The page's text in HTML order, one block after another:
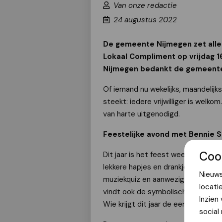
Inzien
social
Van onze redactie
24 augustus 2022
De gemeente Nijmegen zet
Lokaal Compliment op vrijdag
Nijmegen bedankt de
Of iemand nu wekelijks,
steekt: iedere vrijwilliger is
van harte uitgenodigd.
Feestelijke avond met Bennie
Dit jaar is het feest weer live in de
lekkere hapjes en drankjes,
muziekquiz en aanwezigen
vindt ook de symbolische
Wie krijgt dit jaar de eer om door